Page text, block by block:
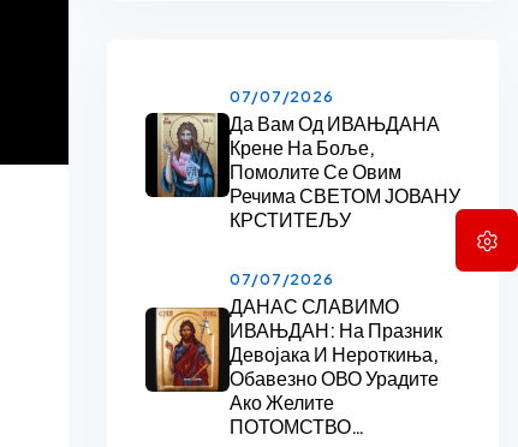
07/07/2026
Да Вам Од ИВАЊДАНА
Крене На Боље,
Помолите Се Овим
Речима СВЕТОМ ЈОВАНУ
КРСТИТЕЉУ
07/07/2026
ДАНАС СЛАВИМО
ИВАЊДАН: На Празник
Девојака И Нероткиња,
Обавезно ОВО Урадите
Ако Желите
ПОТОМСТВО…